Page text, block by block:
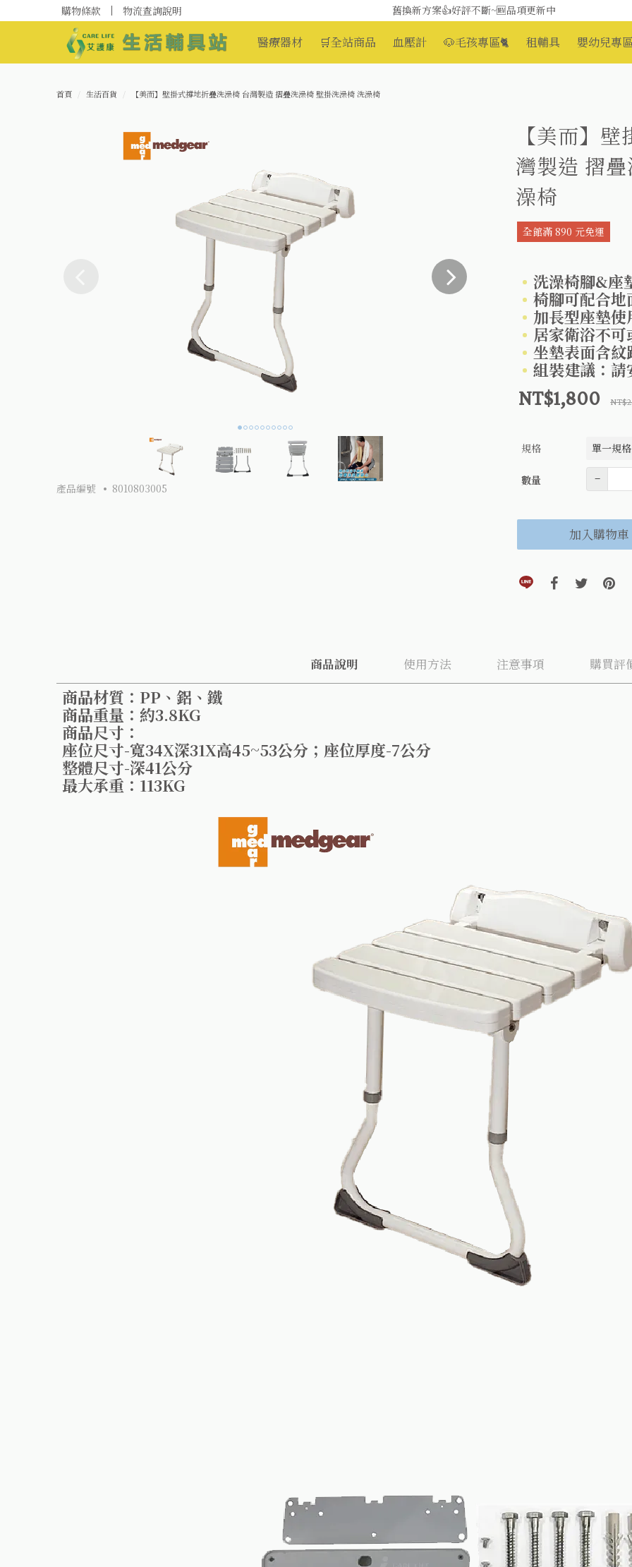
購物條款 物流查詢說明
媽媽社團推薦❗歐姆龍NE-U100噴霧器❗躺著噴也👌
😆備餐原來可以這麼輕鬆🎌KEWPIE介護食🍱營養均衡
醫療器材 🛒全站商品 血壓計 🐶毛孩專區🐈 租輔具 嬰幼兒專
首頁 生活百貨 【美而】壁掛式撐地折疊洗澡椅 台灣製造 摺疊洗澡椅 壁掛洗澡椅 洗澡椅
產品編號 8010803005
【美而】
灣製造 摺
澡椅
全館滿 890 元免運
洗澡椅腳&座
椅腳可配合
加長型座墊
居家衛浴不
坐墊表面含
組裝建議：
NT$1,800
規格
數量 –
加入購物車
分享到line(另開視窗)
分享到分享到分
商品說明 使用方法 注意事項 購買評
商品材質：PP、鋁、鐵
商品重量：約3.8KG
商品尺寸：
座位尺寸-寬34X深31X高45~53公分；座位厚度-7公分
整體尺寸-深41公分
最大承重：113KG